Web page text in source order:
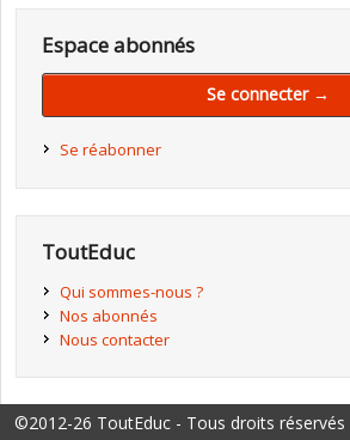
Espace abonnés
Se connecter →
Se réabonner
ToutEduc
Qui sommes-nous ?
Nos abonnés
Nous contacter
©2012-26 ToutEduc - Tous droits réservés